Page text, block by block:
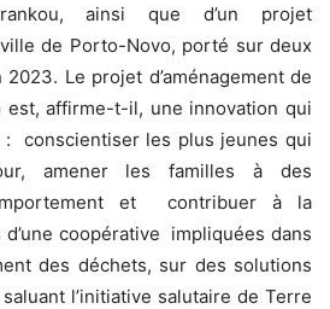
ainsi que d’un projet
ville de Porto-Novo, porté sur deux
Le projet d’aménagement de
affirme-t-il, une innovation qui
conscientiser les plus jeunes qui
amener les familles à des
et contribuer à la
coopérative impliquées dans
des déchets, sur des solutions
l’initiative salutaire de Terre